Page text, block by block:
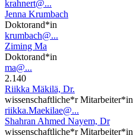
krahnert@...
Jenna Krumbach
Doktorand*in
krumbach@...
Ziming Ma
Doktorand*in
ma@...
2.140
Riikka Mäkilä, Dr.
wissenschaftliche*r Mitarbeiter*in
riikka.Maekilae@...
Shahran Ahmed Nayem, Dr
wissenschaftliche*r Mitarbeiter*in